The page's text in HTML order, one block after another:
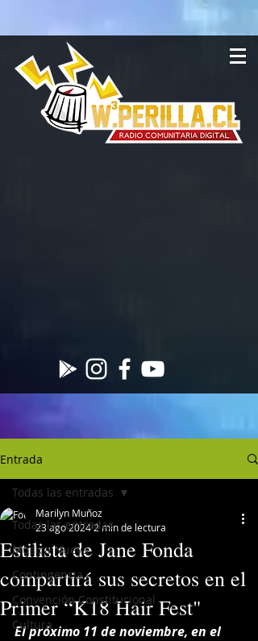
Entrada
Todas las entradas
Musica Nueva
Contingencia
Convención Constitucional
Cultura
Todas las entradas
Estilista de Jane Fonda
compartirá sus secretos en el
Primer “K18 Hair Fest"
Marilyn Muñoz
23 ago 2024 2 min de lectura
El próximo 11 de noviembre, en el